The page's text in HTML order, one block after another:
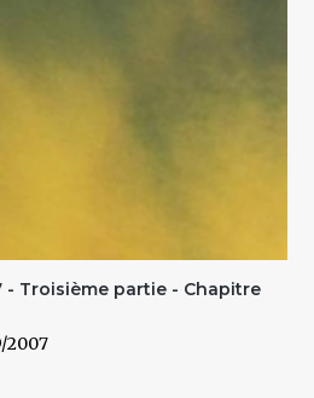
- Troisième partie - Chapitre
2007